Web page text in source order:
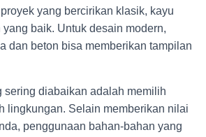
yang bercirikan klasik, kayu
baik. Untuk desain modern,
dan beton bisa memberikan tampilan
sering diabaikan adalah memilih
lingkungan. Selain memberikan nilai
penggunaan bahan-bahan yang